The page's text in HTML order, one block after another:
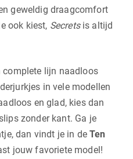
geweldig draagcomfort
ook kiest, Secretsis altijd
complete lijn naadloos
in vele modellen
en glad, kies dan
zonder kant. Ga je
dan vindt je in deTen
jouw favoriete model!